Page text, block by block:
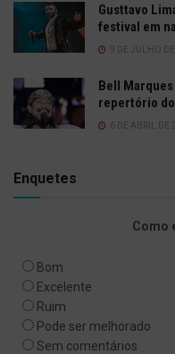
Gusttavo
festival em
9 DE JULHO DE
Bell
repertório do
6 DE ABRIL DE
Enquetes
Como
Bom
Excelente
Ruim
Pode ser melhorado
Sem comentários